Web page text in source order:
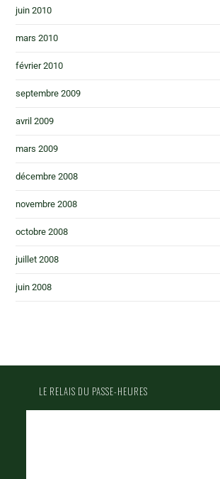
juin 2010
mars 2010
février 2010
septembre 2009
avril 2009
mars 2009
décembre 2008
novembre 2008
octobre 2008
juillet 2008
juin 2008
LE RELAIS DU PASSE-HEURES